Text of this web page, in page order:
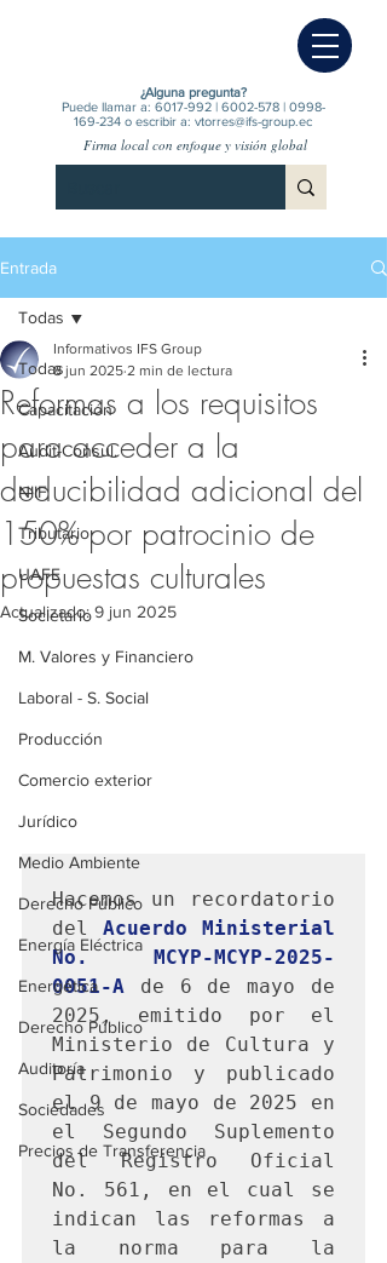
¿Alguna pregunta?
Puede llamar a: 6017-992| 6002-578| 0998-
169-234 o escribir a: vtorres@ifs-group.ec
Firma local con enfoque y visión global
Entrada
Todas
Capacitación
Audit-Consul.
NIIF
Tributario
UAFE
Societario
M. Valores y Financiero
Laboral - S. Social
Producción
Comercio exterior
Jurídico
Medio Ambiente
Derecho Público
Energía Eléctrica
Energética
Derecho Público
Auditoría
Sociedades
Precios de Transferencia
Todas
Reformas a los requisitos
para acceder a la
deducibilidad adicional del
150% por patrocinio de
propuestas culturales
Informativos IFS Group
8 jun 2025 2 min de lectura
Actualizado:9 jun 2025
Hacemos un recordatorio
del
Acuerdo Ministerial
No. MCYP-MCYP-2025-
0051-A de 6 de mayo de
2025, emitido por el
Ministerio de Cultura y
Patrimonio y publicado
el 9 de mayo de 2025 en
el Segundo Suplemento
del Registro Oficial
No. 561, en el cual se
indican las reformas a
la norma para la